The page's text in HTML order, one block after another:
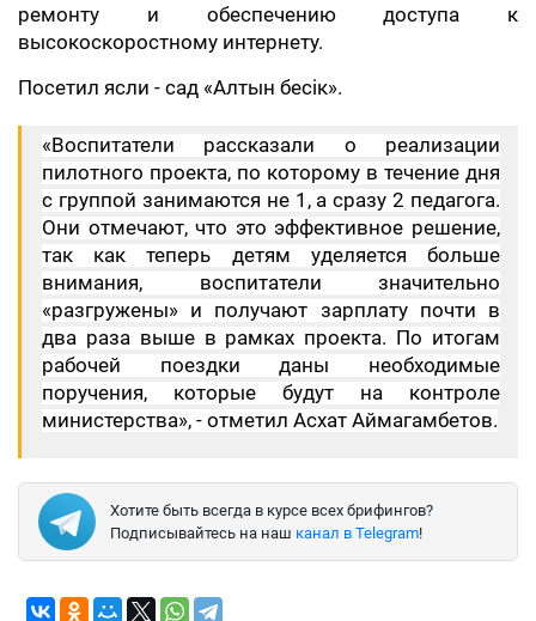
ремонту и обеспечению доступа к
высокоскоростному интернету.
Посетил ясли - сад «Алтын бесік».
«Воспитатели рассказали о реализации
пилотного проекта, по которому в течение дня
с группой занимаются не 1, а сразу 2 педагога.
Они отмечают, что это эффективное решение,
так как теперь детям уделяется больше
внимания, воспитатели значительно
«разгружены» и получают зарплату почти в
два раза выше в рамках проекта. По итогам
рабочей поездки даны необходимые
поручения, которые будут на контроле
министерства», - отметил Асхат Аймагамбетов.
Хотите быть всегда в курсе всех брифингов?
Подписывайтесь на наш канал в Telegram!